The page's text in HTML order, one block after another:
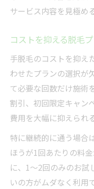
サービス内容を見極め
コストを抑える脱毛
手脱毛のコストを抑え
わせたプランの選択が
て必要な回数だけ施術
割引、初回限定キャン
費用を大幅に抑えられ
特に継続的に通う場合
ほうが1回あたりの料
に、1〜2回のみのお試
いの方がムダなく利用